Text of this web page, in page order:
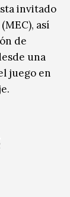
invitado
así
de
una
juego en